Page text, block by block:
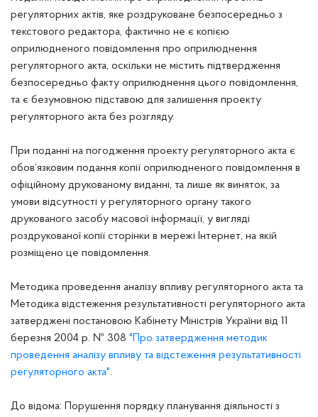
регуляторних актів, яке роздруковане безпосередньо з
текстового редактора, фактично не є копією
оприлюдненого повідомлення про оприлюднення
регуляторного акта, оскільки не містить підтвердження
безпосередньо факту оприлюднення цього повідомлення,
та є безумовною підставою для залишення проекту
регуляторного акта без розгляду.
При поданні на погодження проекту регуляторного акта є
обов‘язковим подання копії оприлюдненого повідомлення в
офіційному друкованому виданні, та лише як виняток, за
умови відсутності у регуляторного органу такого
друкованого засобу масової інформації, у вигляді
роздрукованої копії сторінки в мережі Інтернет, на якій
розміщено це повідомлення.
Методика проведення аналізу впливу регуляторного акта та
Методика відстеження результативності регуляторного акта
затверджені постановою Кабінету Міністрів України від 11
березня 2004 р. № 308 " Про затвердження методик
проведення аналізу впливу та відстеження результативності
регуляторного акта".
До відома:
Порушення порядку планування діяльності з